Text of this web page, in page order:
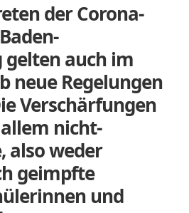
der Corona-
auch im
neue Regelungen
Verschärfungen
nicht-
also weder
geimpfte
und